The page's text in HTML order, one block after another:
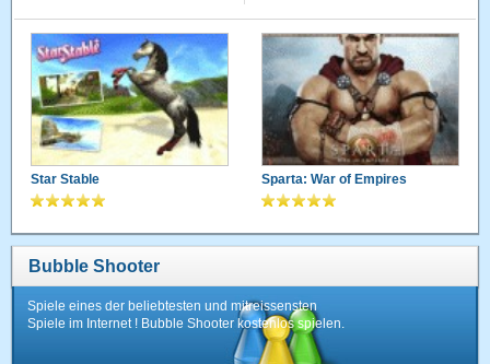
Star Stable Sparta: War of Empires
Bubble Shooter
Spiele eines der beliebtesten und mitreissensten
Spiele im Internet ! Bubble Shooter kostenlos spielen.